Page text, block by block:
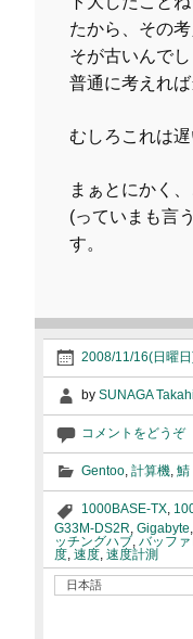
たから、その
そが古いんでし
普通に考えれ
むしろこれは遅
まぁとにかく
(っていまも言
す。
2008/11/16(日曜
by SUNAGA
コメントをどうぞ
Gentoo, 計算機, 鯖
1000BASE-TX,
G33M-DS2R Gigabyte
ッチングハブ, バッファ
度, 速度, 速度計測
日本語